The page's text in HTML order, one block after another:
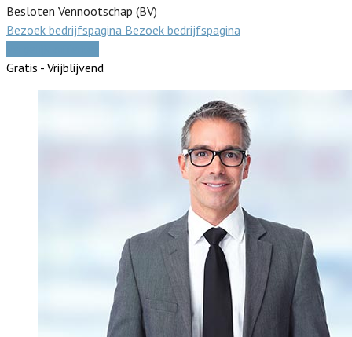
Besloten Vennootschap (BV)
Bezoek bedrijfspagina Bezoek bedrijfspagina
Gratis - Vrijblijvend